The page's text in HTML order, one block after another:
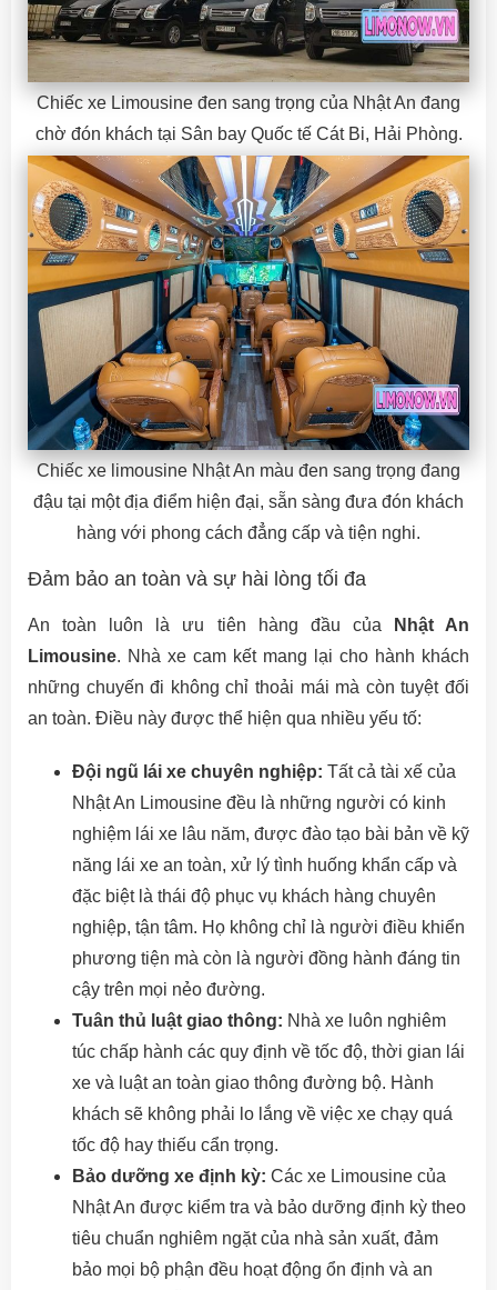
Chiếc xe Limousine đen sang trọng của Nhật An đang
chờ đón khách tại Sân bay Quốc tế Cát Bi, Hải Phòng.
Chiếc xe limousine Nhật An màu đen sang trọng đang
đậu tại một địa điểm hiện đại, sẵn sàng đưa đón khách
hàng với phong cách đẳng cấp và tiện nghi.
Đảm bảo an toàn và sự hài lòng tối đa
An toàn luôn là ưu tiên hàng đầu của
Nhật An
Limousine. Nhà xe cam kết mang lại cho hành khách
những chuyến đi không chỉ thoải mái mà còn tuyệt đối
an toàn. Điều này được thể hiện qua nhiều yếu tố:
Đội ngũ lái xe chuyên nghiệp: Tất cả tài xế của
Nhật An Limousine đều là những người có kinh
nghiệm lái xe lâu năm, được đào tạo bài bản về kỹ
năng lái xe an toàn, xử lý tình huống khẩn cấp và
đặc biệt là thái độ phục vụ khách hàng chuyên
nghiệp, tận tâm. Họ không chỉ là người điều khiển
phương tiện mà còn là người đồng hành đáng tin
cậy trên mọi nẻo đường.
Tuân thủ luật giao thông: Nhà xe luôn nghiêm
túc chấp hành các quy định về tốc độ, thời gian lái
xe và luật an toàn giao thông đường bộ. Hành
khách sẽ không phải lo lắng về việc xe chạy quá
tốc độ hay thiếu cẩn trọng.
Bảo dưỡng xe định kỳ: Các xe Limousine của
Nhật An được kiểm tra và bảo dưỡng định kỳ theo
tiêu chuẩn nghiêm ngặt của nhà sản xuất, đảm
bảo mọi bộ phận đều hoạt động ổn định và an